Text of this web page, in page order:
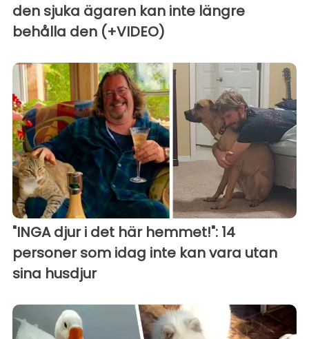
den sjuka ägaren kan inte längre
behålla den (+VIDEO)
"INGA djur i det här hemmet!": 14
personer som idag inte kan vara utan
sina husdjur